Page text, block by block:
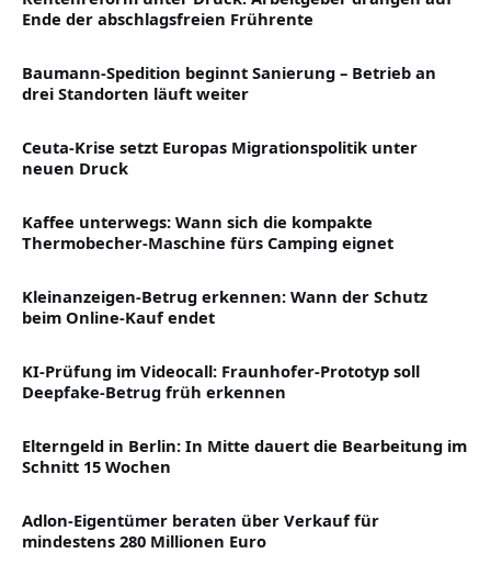
Ende der abschlagsfreien Frührente
Baumann-Spedition beginnt Sanierung – Betrieb an
drei Standorten läuft weiter
Ceuta-Krise setzt Europas Migrationspolitik unter
neuen Druck
Kaffee unterwegs: Wann sich die kompakte
Thermobecher-Maschine fürs Camping eignet
Kleinanzeigen-Betrug erkennen: Wann der Schutz
beim Online-Kauf endet
KI-Prüfung im Videocall: Fraunhofer-Prototyp soll
Deepfake-Betrug früh erkennen
Elterngeld in Berlin: In Mitte dauert die Bearbeitung im
Schnitt 15 Wochen
Adlon-Eigentümer beraten über Verkauf für
mindestens 280 Millionen Euro